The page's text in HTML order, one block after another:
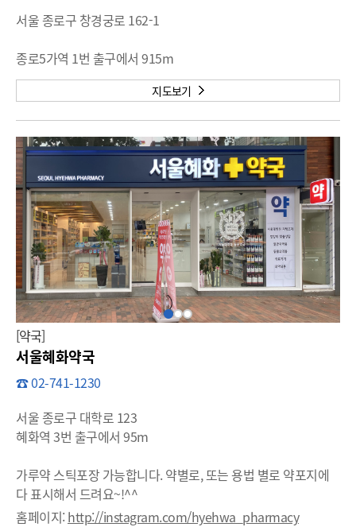
서울 종로구 창경궁로 162-1
종로5가역 1번 출구에서 915m
지도보기
[약국]
서울혜화약국
☎ 02-741-1230
서울 종로구 대학로 123
혜화역 3번 출구에서 95m
가루약 스틱포장 가능합니다. 약별로, 또는 용법 별로 약포지에
다 표시해서 드려요~!^^
홈페이지: http://instagram.com/hyehwa_pharmacy